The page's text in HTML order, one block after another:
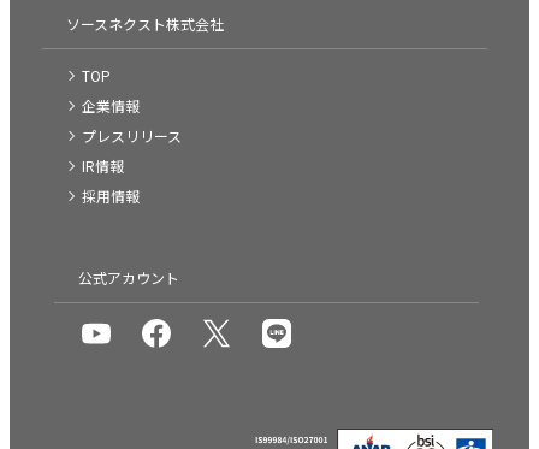
ソースネクスト株式会社
TOP
企業情報
プレスリリース
IR情報
採用情報
公式アカウント